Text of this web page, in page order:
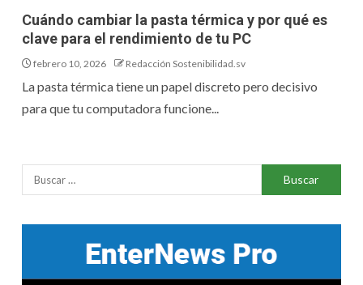
Cuándo cambiar la pasta térmica y por qué es
clave para el rendimiento de tu PC
febrero 10, 2026 Redacción Sostenibilidad.sv
La pasta térmica tiene un papel discreto pero decisivo
para que tu computadora funcione...